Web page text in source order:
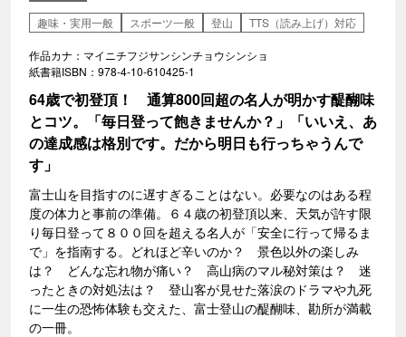
趣味・実用一般
スポーツ一般 登山 TTS（読み上げ）対応
作品カナ：マイニチフジサンシンチョウシンショ
紙書籍ISBN：978-4-10-610425-1
64歳で初登頂！ 通算800回超の名人が明かす醍醐味
とコツ。「毎日登って飽きませんか？」「いいえ、あ
の達成感は格別です。だから明日も行っちゃうんで
す」
富士山を目指すのに遅すぎることはない。必要なのはある程
度の体力と事前の準備。６４歳の初登頂以来、天気が許す限
り毎日登って８００回を超える名人が「安全に行って帰るま
で」を指南する。どれほど辛いのか？ 景色以外の楽しみ
は？ どんな忘れ物が痛い？ 高山病のマル秘対策は？ 迷
ったときの対処法は？ 登山客が見せた落涙のドラマや九死
に一生の恐怖体験も交えた、富士登山の醍醐味、勘所が満載
の一冊。